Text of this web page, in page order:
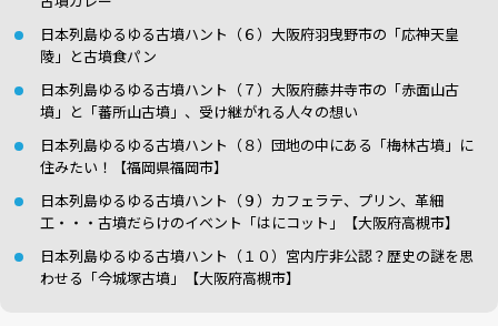
日本列島ゆるゆる古墳ハント（６）大阪府羽曳野市の「応神天皇
陵」と古墳食パン
日本列島ゆるゆる古墳ハント（７）大阪府藤井寺市の「赤面山古
墳」と「蕃所山古墳」、受け継がれる人々の想い
日本列島ゆるゆる古墳ハント（８）団地の中にある「梅林古墳」に
住みたい！【福岡県福岡市】
日本列島ゆるゆる古墳ハント（９）カフェラテ、プリン、革細
工・・・古墳だらけのイベント「はにコット」【大阪府高槻市】
日本列島ゆるゆる古墳ハント（１０）宮内庁非公認？歴史の謎を思
わせる「今城塚古墳」【大阪府高槻市】